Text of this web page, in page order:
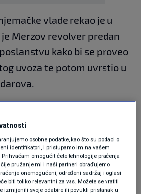
vlade rekao je u
je Merzov revolver predan
kako bi se proveo
uvoza te potom uvrstio u
leta kući rekao da je
na summitu uručio isti
oružje bilo gravirano
izvijestili su The Guardian i
osobne podatke, kao što su podaci o
identifikatori, i pristupamo im na vašem
omogućit ćete tehnologije praćenja
pružanje mi i naši partneri obrađujemo
onemogućeni, određeni sadržaj i oglasi
biti toliko relevantni za vas. Možete se vratiti
izmijenili svoje odabire ili povukli pristanak u